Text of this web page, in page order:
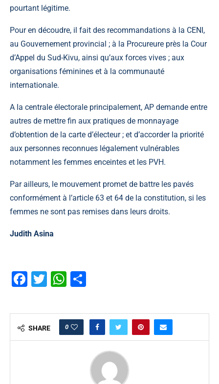
pourtant légitime.
Pour en découdre, il fait des recommandations à la CENI,
au Gouvernement provincial ; à la Procureure près la Cour
d’Appel du Sud-Kivu, ainsi qu’aux forces vives ; aux
organisations féminines et à la communauté
internationale.
A la centrale électorale principalement, AP demande entre
autres de mettre fin aux pratiques de monnayage
d’obtention de la carte d’électeur ; et d’accorder la priorité
aux personnes reconnues légalement vulnérables
notamment les femmes enceintes et les PVH.
Par ailleurs, le mouvement promet de battre les pavés
conformément à l’article 63 et 64 de la constitution, si les
femmes ne sont pas remises dans leurs droits.
Judith Asina
Facebook
TwitterWhatsApp
SHARE 0